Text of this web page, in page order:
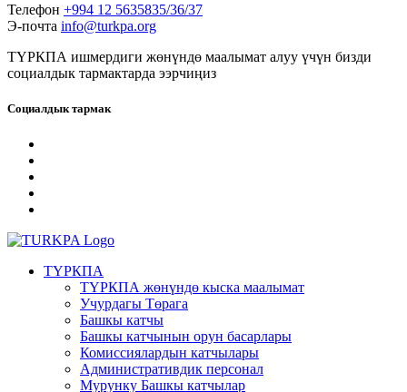
Телефон +994 12 5635835/36/37
Э-почта info@turkpa.org
ТҮРКПА ишмердиги жөнүндө маалымат алуу үчүн бизди
социалдык тармактарда ээрчиңиз
Социалдык тармак
ТҮРКПА
ТҮРКПА жөнүндө кыска маалымат
Учурдагы Төрага
Башкы катчы
Башкы катчынын орун басарлары
Комиссиялардын катчылары
Административдик персонал
Мурунку Башкы катчылар